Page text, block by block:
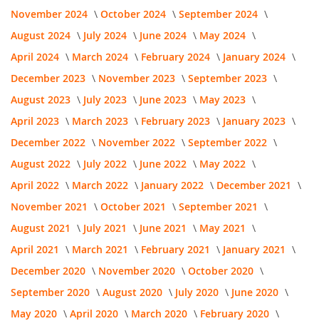
November 2024
October 2024
September 2024
August 2024
July 2024 June 2024
May 2024
April 2024
March 2024 February 2024
January 2024
December 2023
November 2023
September 2023
August 2023
July 2023 June 2023
May 2023
April 2023
March 2023 February 2023
January 2023
December 2022
November 2022
September 2022
August 2022
July 2022 June 2022
May 2022
April 2022
March 2022 January 2022
December 2021
November 2021
October 2021
September 2021
August 2021
July 2021 June 2021
May 2021
April 2021
March 2021 February 2021
January 2021
December 2020
November 2020
October 2020
September 2020
August 2020 July 2020
June 2020
May 2020
April 2020 March 2020
February 2020